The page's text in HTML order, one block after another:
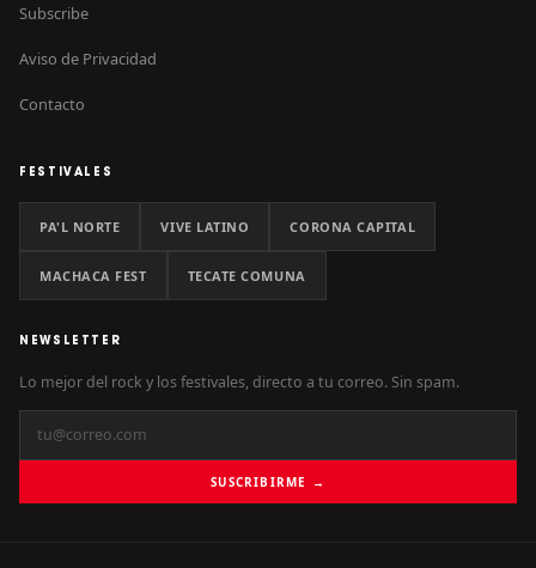
Subscribe
Aviso de Privacidad
Contacto
FESTIVALES
PA'L NORTE VIVE LATINO CORONA CAPITAL
MACHACA FEST TECATE COMUNA
NEWSLETTER
Lo mejor del rock y los festivales, directo a tu correo. Sin spam.
SUSCRIBIRME →